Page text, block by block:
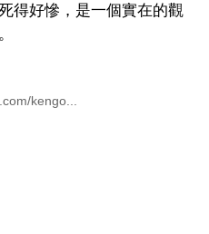
得好慘，是一個實在的觀
kengo...